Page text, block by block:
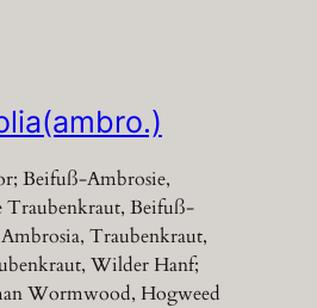
Beifuß-Ambrosie,
Beifuß-
Traubenkraut,
Wilder Hanf;
Wormwood, Hogweed